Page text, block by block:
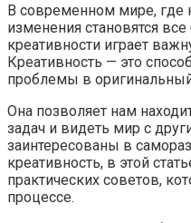
В современном мире, где
изменения становятся
креативности играет
Креативность — это
проблемы в
Она позволяет нам
задач и видеть мир с
заинтересованы в
креативность, в этой
практических советов,
процессе.